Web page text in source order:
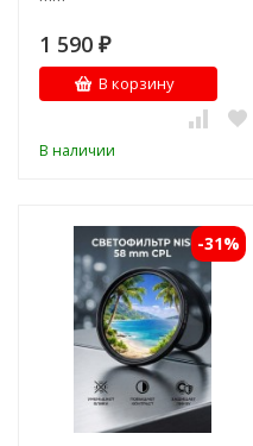
1 590 ₽
В корзину
В наличии
-31%